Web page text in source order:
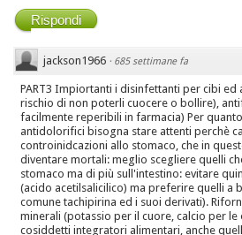
Rispondi
jackson1966 · 685 settimane fa
PART3 Impiortanti i disinfettanti per cibi ed
rischio di non poterli cuocere o bollire),
facilmente reperibili in farmacia) Per
antidolorifici bisogna stare attenti perchè
controinidcazioni allo stomaco, che in
diventare mortali: meglio scegliere quelli
stomaco ma di più sull'intestino: evitare
(acido acetilsalicilico) ma preferire quelli a
comune tachipirina ed i suoi derivati).
minerali (potassio per il cuore, calcio per le
cosiddetti integratori alimentari, anche